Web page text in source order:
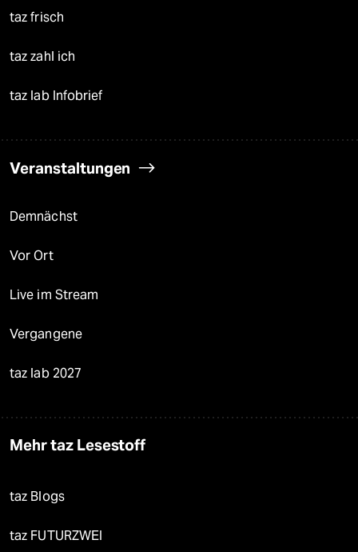
taz frisch
taz zahl ich
taz lab Infobrief
Veranstaltungen
Demnächst
Vor Ort
Live im Stream
Vergangene
taz lab 2027
Mehr taz Lesestoff
taz Blogs
taz FUTURZWEI